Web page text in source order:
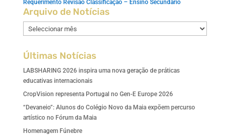
Requerimento Revisão Classificação – Ensino Secundário
Arquivo de Notícias
Arquivo
de
Últimas Notícias
LABSHARING 2026 inspira uma nova geração de práticas
educativas internacionais
CropVision representa Portugal no Gen-E Europe 2026
“Devaneio”: Alunos do Colégio Novo da Maia expõem percurso
artístico no Fórum da Maia
Homenagem Fúnebre